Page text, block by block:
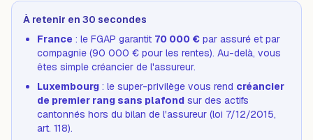
À retenir en 30 secondes
France : le FGAP garantit 70 000 € par assuré et par
compagnie (90 000 € pour les rentes). Au-delà, vous
êtes simple créancier de l'assureur.
Luxembourg : le super-privilège vous rend créancier
de premier rang sans plafond sur des actifs
cantonnés hors du bilan de l'assureur (loi 7/12/2015,
art. 118).